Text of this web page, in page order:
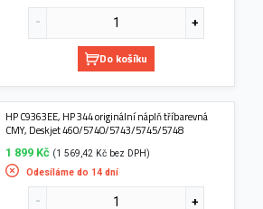
Do košíku
HP C9363EE, HP 344 originální náplň tříbarevná
CMY, Deskjet 460/5740/5743/5745/5748
1 899 Kč (1 569,42 Kč bez DPH)
Odesíláme do 14 dní